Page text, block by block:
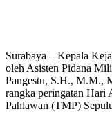
Surabaya – Kepala
oleh Asisten Pidana
Pangestu, S.H., M.M.,
rangka peringatan Hari
Pahlawan (TMP)